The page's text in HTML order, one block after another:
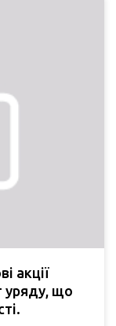
акції
уряду, що